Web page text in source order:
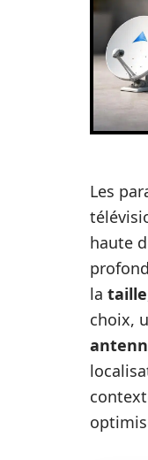
Les
haute
la taille
choix,